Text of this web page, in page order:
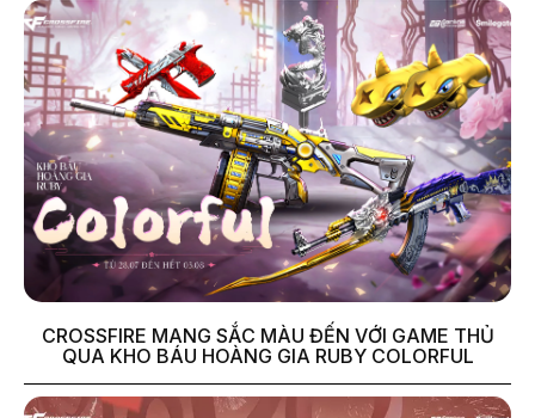
CROSSFIRE MANG SẮC MÀU ĐẾN VỚI GAME THỦ
QUA KHO BÁU HOÀNG GIA RUBY COLORFUL